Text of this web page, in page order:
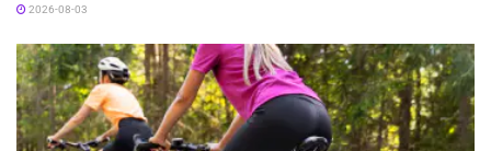
Kupiškio mariose vyks Baltijos vandens
motociklų čempionato finalas
2026-08-04
2026-08-03